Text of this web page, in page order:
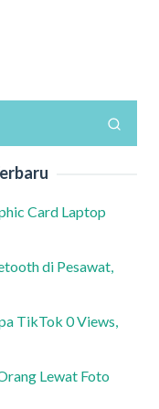
Card Laptop
di Pesawat,
TikTok 0 Views,
Lewat Foto